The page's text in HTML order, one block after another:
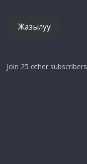
Жазылуу
Join 25 other subscribers